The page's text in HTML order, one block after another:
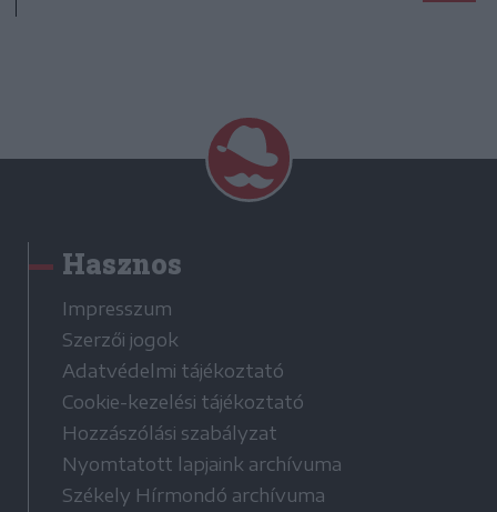
Hasznos
Impresszum
Szerzői jogok
Adatvédelmi tájékoztató
Cookie-kezelési tájékoztató
Hozzászólási szabályzat
Nyomtatott lapjaink archívuma
Székely Hírmondó archívuma